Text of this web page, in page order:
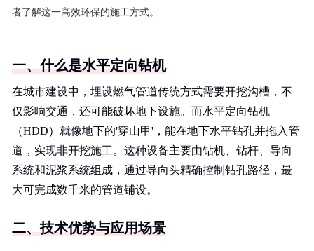
者了解这一高效环保的施工方式。
一、什么是水平定向钻机
在城市建设中，埋设燃气管道传统方式需要开挖沟槽，不
仅影响交通，还可能破坏地下设施。而水平定向钻机
（HDD）就像地下的'穿山甲'，能在地下水平钻孔并拖入管
道，实现非开挖施工。这种设备主要由钻机、钻杆、导向
系统和泥浆系统组成，通过导向头精确控制钻孔路径，最
大可完成数千米的管道铺设。
二、技术优势与应用场景